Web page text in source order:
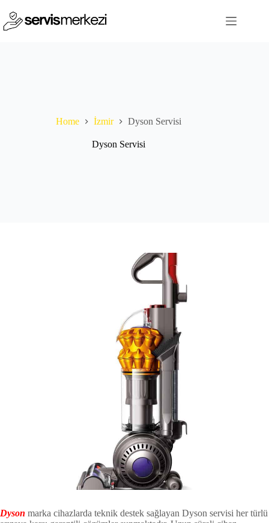
content
Home İzmir Dyson Servisi
Dyson Servisi
Dyson marka cihazlarda teknik destek sağlayan Dyson servisi her türlü